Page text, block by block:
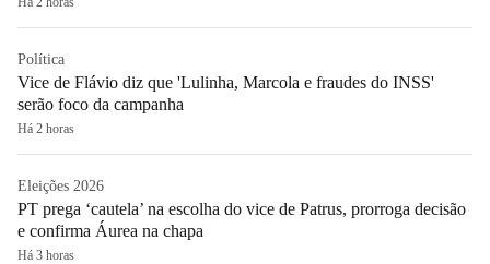
Política
Vice de Flávio diz que 'Lulinha, Marcola e fraudes do INSS'
serão foco da campanha
Há 2 horas
Eleições 2026
PT prega ‘cautela’ na escolha do vice de Patrus, prorroga decisão
e confirma Áurea na chapa
Há 3 horas